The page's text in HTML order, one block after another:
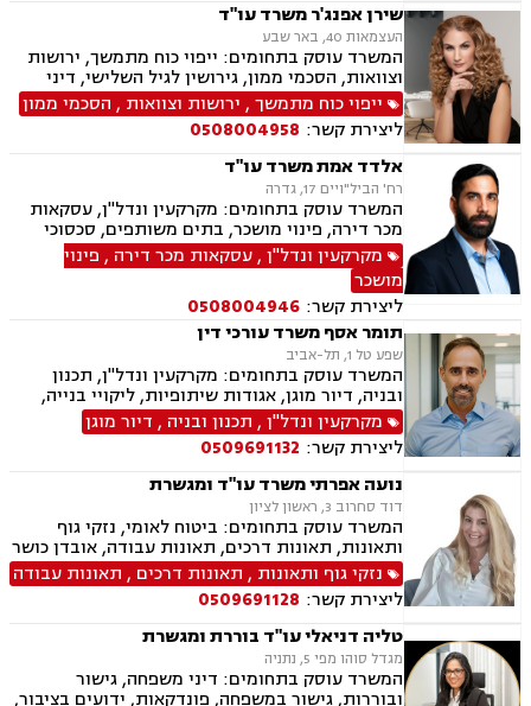
שירן אפנג'ר משרד עו"ד
העצמאות 40, באר שבע
המשרד עוסק בתחומים: ייפוי כוח מתמשך, ירושות
וצוואות, הסכמי ממון, גירושין לגיל השלישי, דיני
חוזים, מקרקעין ונדל"ן, ליקויי בנייה, עסקאות מכר
דירה, פינוי מושכר, משפט אזרחי, חדלות פירעון
ייפוי כוח מתמשך, ירושות וצוואות , הסכמי ממון
ליצירת קשר: 0508004958
אלדד אמת משרד עו"ד
רח' הביל"ויים 17, גדרה
המשרד עוסק בתחומים: מקרקעין ונדל"ן, עסקאות
מכר דירה, פינוי מושכר, בתים משותפים, סכסוכי
שכנים, ירושות וצוואות, אזרחי מסחרי, הוצאה לפועל,
גביית חובות
מקרקעין ונדל"ן,עסקאות מכר דירה , פינוי
מושכר
ליצירת קשר: 0508004946
תומר אסף משרד עורכי דין
שפע טל 1, תל-אביב
המשרד עוסק בתחומים: מקרקעין ונדל"ן, תכנון
ובניה, דיור מוגן, אגודות שיתופיות, ליקויי בנייה,
מושבים וקיבוצים, פינוי בינוי, קבוצות רכישה,
עסקאות מכר דירה, פינוי מושכר, הפקעת קרקעות,
מגרשים לבניה, דיירות מוגנת, נחלות ומשקים
במושבים, רשות מקרקעי ישראל, צווי הריסה, רישום
קבלנים, בתים משותפים, נדל"ן ביהודה ושומרון,
ייפוי כוח מתמשך, ירושות וצואות
מקרקעין ונדל"ן, תכנון ובניה , דיור מוגן
ליצירת קשר: 0509691132
נועה אפרתי משרד עו"ד ומגשרת
דוד סחרוב 3, ראשון לציון
המשרד עוסק בתחומים: ביטוח לאומי, נזקי גוף
ותאונות, תאונות דרכים, תאונות עבודה, אובדן כושר
עבודה, תאונות תלמידים, תאונות עקב רשלנות,
רשלנות רפואית, רשלנות רפואית- הריון ולידה,
רשלנות רפואית - רפואת שיניים, צבא ומשרד
הבטחון, נכי צה"ל, משפט צבאי.
נזקי גוף ותאונות , תאונות דרכים , תאונות עבודה
ליצירת קשר: 0509691128
טליה דניאלי עו"ד בוררת ומגשרת
מגדל סוהו מפי 5, נתניה
המשרד עוסק בתחומים: דיני משפחה, גישור
ובוררות, גישור במשפחה, פונדקאות, ידועים בציבור,